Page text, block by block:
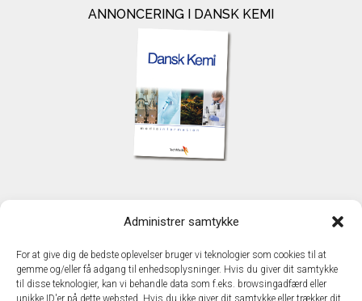
Administrer samtykke
For at give dig de bedste oplevelser bruger vi teknologier som cookies til at
gemme og/eller få adgang til enhedsoplysninger. Hvis du giver dit samtykke
til disse teknologier, kan vi behandle data som f.eks. browsingadfærd eller
unikke ID'er på dette websted. Hvis du ikke giver dit samtykke eller trækker dit
ANNONCERING I DANSK KEMI
TechMedia A/S
DK - 2600 Glostrup
www.techmedia.dk
Telefon: +45 43 24 26 28